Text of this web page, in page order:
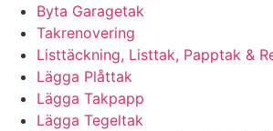
Byta Garagetak
Takrenovering
Listtäckning, Listtak, Papptak &
Lägga Plåttak
Lägga Takpapp
Lägga Tegeltak